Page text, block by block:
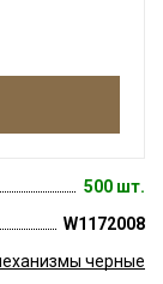
500 шт.
W1172008
черные